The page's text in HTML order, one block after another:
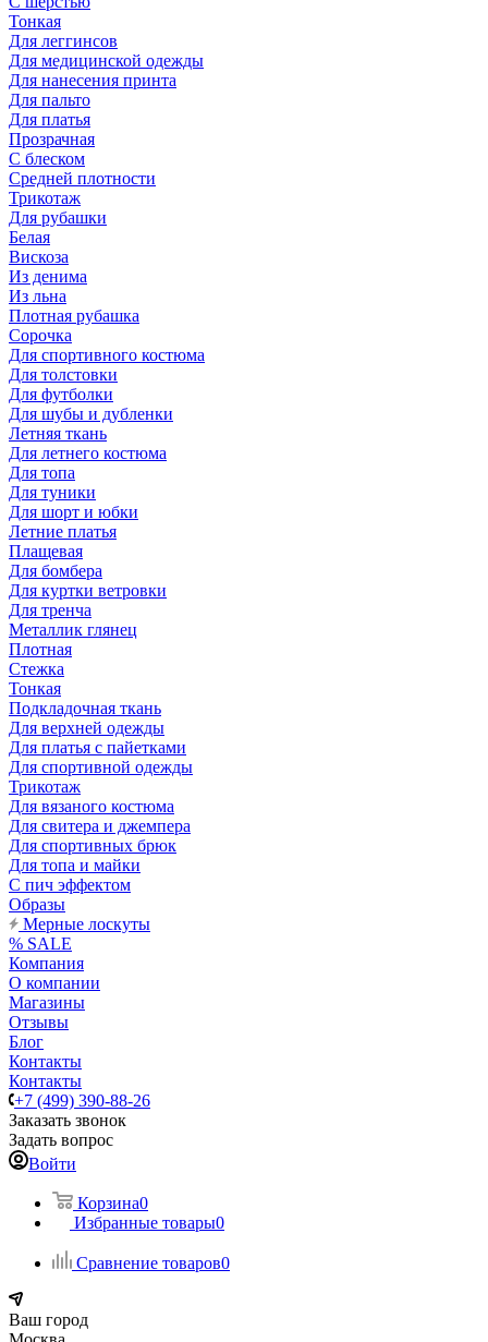
Тонкая
Для леггинсов
Для медицинской одежды
Для нанесения принта
Для пальто
Для платья
Прозрачная
С блеском
Средней плотности
Трикотаж
Для рубашки
Белая
Вискоза
Из денима
Из льна
Плотная рубашка
Сорочка
Для спортивного костюма
Для толстовки
Для футболки
Для шубы и дубленки
Летняя ткань
Для летнего костюма
Для топа
Для туники
Для шорт и юбки
Летние платья
Плащевая
Для бомбера
Для куртки ветровки
Для тренча
Металлик глянец
Плотная
Стежка
Тонкая
Подкладочная ткань
Для верхней одежды
Для платья с пайетками
Для спортивной одежды
Трикотаж
Для вязаного костюма
Для свитера и джемпера
Для спортивных брюк
Для топа и майки
С пич эффектом
Образы
Мерные лоскуты
% SALE
Компания
О компании
Магазины
Отзывы
Блог
Контакты
Контакты
+7 (499) 390-88-26
Заказать звонок
Задать вопрос
Войти
Корзина0
Избранные товары0
Сравнение товаров0
Ваш город